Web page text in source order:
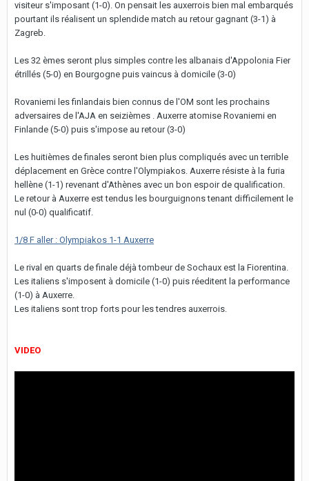
visiteur s'imposant (1-0). On pensait les auxerrois bien mal embarqués
pourtant ils réalisent un splendide match au retour gagnant (3-1) à
Zagreb.
Les 32 èmes seront plus simples contre les albanais d'Appolonia Fier
étrillés (5-0) en Bourgogne puis vaincus à domicile (3-0)
Rovaniemi les finlandais bien connus de l'OM sont les prochains
adversaires de l'AJA en seizièmes . Auxerre atomise Rovaniemi en
Finlande (5-0) puis s'impose au retour (3-0)
Les huitièmes de finales seront bien plus compliqués avec un terrible
déplacement en Grèce contre l'Olympiakos. Auxerre résiste à la furia
hellène (1-1) revenant d'Athènes avec un bon espoir de qualification.
Le retour à Auxerre est tendus les bourguignons tenant difficilement le
nul (0-0) qualificatif.
1/8 F aller : Olympiakos 1-1 Auxerre
Le rival en quarts de finale déjà tombeur de Sochaux est la Fiorentina.
Les italiens s'imposent à domicile (1-0) puis réeditent la performance
(1-0) à Auxerre.
Les italiens sont trop forts pour les tendres auxerrois.
VIDEO